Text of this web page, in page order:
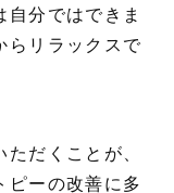
分ではできま
らリラックスで
だくことが、
ピーの改善に多